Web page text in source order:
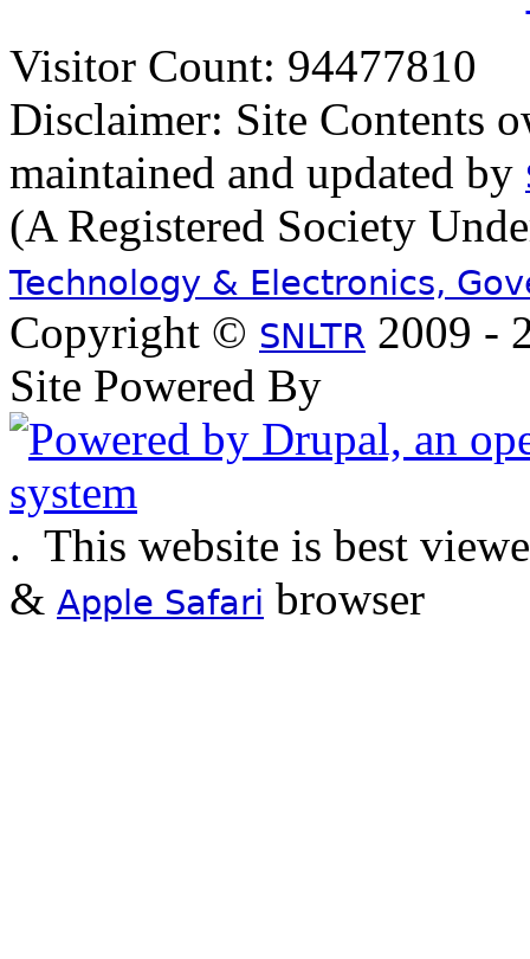
Visitor Count: 94477810
Disclaimer: Site Contents
maintained and updated by
(A Registered Society
Technology & Electronics,
Copyright © SNLTR 2009 -
Site Powered By
. This website is best
& Apple Safari browser